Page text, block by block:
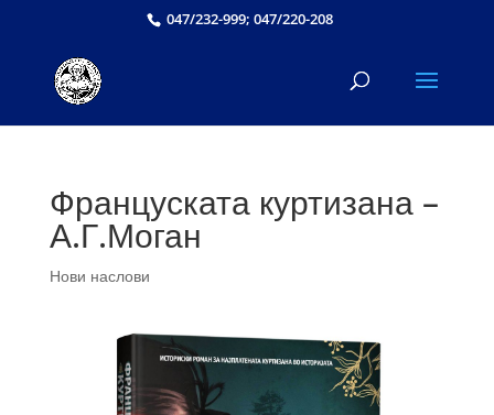
047/232-999; 047/220-208
Француската куртизана –
А.Г.Моган
Нови наслови